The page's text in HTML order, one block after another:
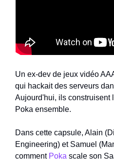
Un ex-dev de jeux vidéo
qui hackait des serveurs
Aujourd'hui, ils construisent
Poka ensemble.
Dans cette capsule, Alain
Engineering) et Samuel
comment Poka scale son